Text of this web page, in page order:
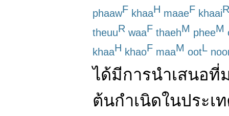
phaawF khaaH maaeF khaaiR
theuuR waaF thaehM pheeM
khaaH khaoF maaM ootL
ได้มีการนำเสนอที่
ต้นกำเนิดในประเ